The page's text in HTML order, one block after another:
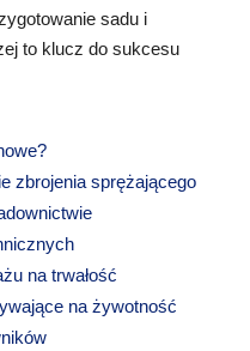
sadu i
to klucz do sukcesu
zbrojenia sprężającego
na trwałość
na żywotność